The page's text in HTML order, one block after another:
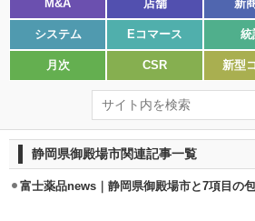
M&A 店舗 新
システム Eコマース 統
月次 CSR 新型
静岡県御殿場市関連記事一覧
富士薬品news｜静岡県御殿場市と7項目の